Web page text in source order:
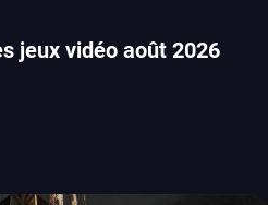
jeux vidéo août 2026